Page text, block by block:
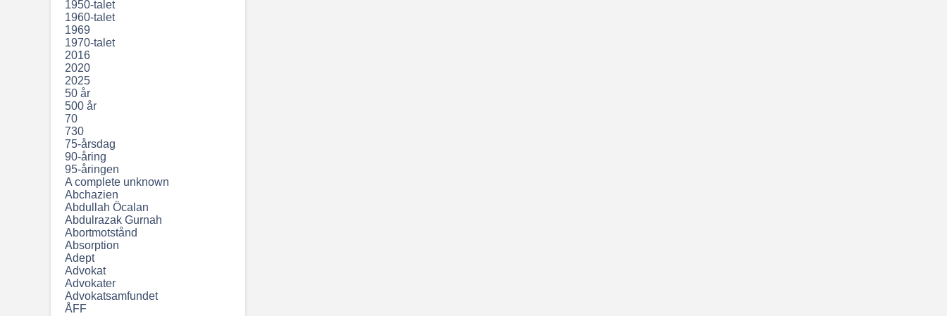
1950-talet
1960-talet
1969
1970-talet
2016
2020
2025
50 år
500 år
70
730
75-årsdag
90-åring
95-åringen
A complete unknown
Abchazien
Abdullah Öcalan
Abdulrazak Gurnah
Abortmotstånd
Absorption
Adept
Advokat
Advokater
Advokatsamfundet
ÅFF